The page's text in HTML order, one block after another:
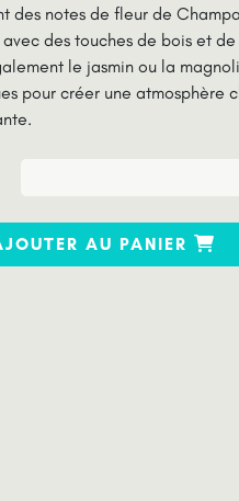
des notes de fleur de
des touches de bois et
le jasmin ou la
pour créer une atmosphère
AU PANIER